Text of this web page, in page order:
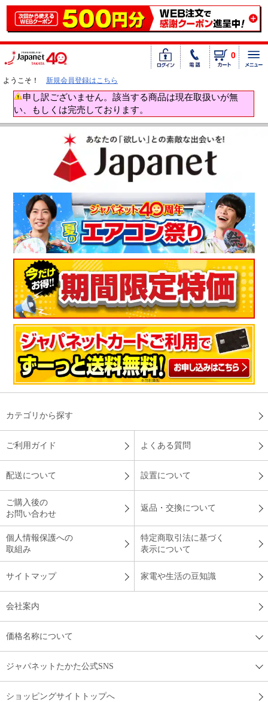
0
ようこそ！ 新規会員登録はこちら
申し訳ございません。該当する商品は現在取扱いが無
い、もしくは完売しております。
カテゴリから探す
ご利用ガイド よくある質問
配送について 設置について
ご購入後の
お問い合わせ
返品・交換について
個人情報保護への
取組み
特定商取引法に基づく
表示について
サイトマップ 家電や生活の豆知識
会社案内
価格名称について
ジャパネットたかた公式SNS
ショッピングサイトトップへ